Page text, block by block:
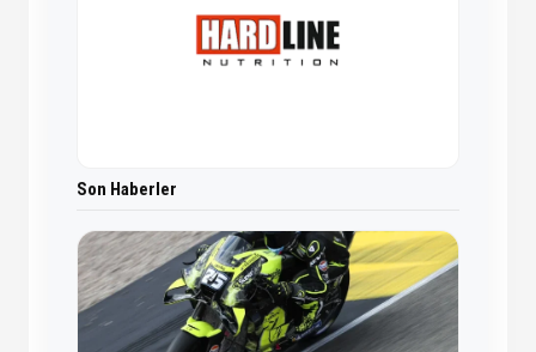
Son Haberler